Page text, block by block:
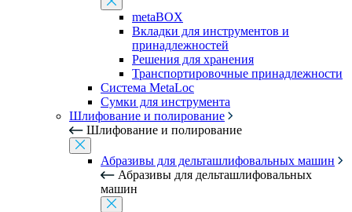
metaBOX
Вкладки для инструментов и
принадлежностей
Решения для хранения
Транспортировочные принадлежности
Система MetaLoc
Сумки для инструмента
Шлифование и полирование
Шлифование и полирование
Абразивы для дельташлифовальных машин
Абразивы для дельташлифовальных
машин